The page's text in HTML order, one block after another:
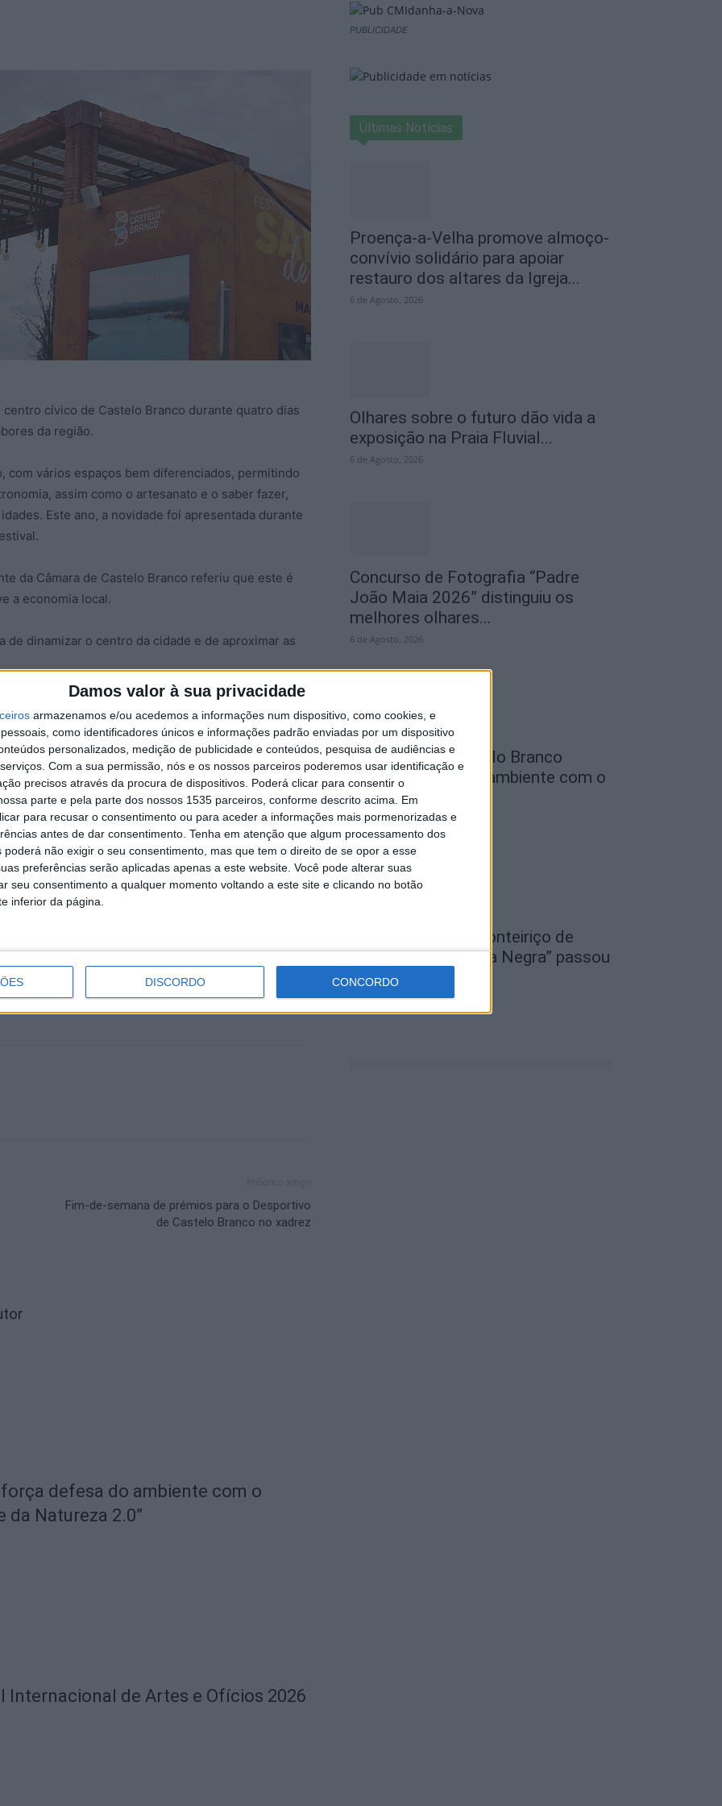
Damos valor à sua privacidade
armazenamos e/ou acedemos a informações num dispositivo, como cookies, e
como identificadores únicos e informações padrão enviadas por um dispositivo
personalizados, medição de publicidade e conteúdos, pesquisa de audiências e
Com a sua permissão, nós e os nossos parceiros poderemos usar identificação e
precisos através da procura de dispositivos. Poderá clicar para consentir o
parte e pela parte dos nossos 1535 parceiros, conforme descrito acima. Em
para recusar o consentimento ou para aceder a informações mais pormenorizadas e
antes de dar consentimento. Tenha em atenção que algum processamento dos
poderá não exigir o seu consentimento, mas que tem o direito de se opor a esse
preferências serão aplicadas apenas a este website. Você pode alterar suas
seu consentimento a qualquer momento voltando a este site e clicando no botão
inferior da página.
DISCORDO CONCORDO
cívico de Castelo Branco durante quatro dias
da região.
com vários espaços bem diferenciados, permitindo
assim como o artesanato e o saber fazer,
Este ano, a novidade foi apresentada durante
da Câmara de Castelo Branco referiu que este é
a economia local.
dinamizar o centro da cidade e de aproximar as
Câmara de Castelo Branco recordou projetos que
“fulcrais para a cidade”.
de Chefs; o Vale da Europa, que se saberá o
Templária; entre outros. Para o autarca
do território.
Perdição foi, uma vez mais, uma montra daquilo
Fim-de-semana de prémios para o Desportivo
de Castelo Branco no xadrez
defesa do ambiente com o
da Natureza 2.0”
Internacional de Artes e Ofícios 2026
PUBLICIDADE
Últimas Notícias
Proença-a-Velha promove almoço-
convívio solidário para apoiar
restauro dos altares da Igreja...
6 de Agosto, 2026
Olhares sobre o futuro dão vida a
exposição na Praia Fluvial...
6 de Agosto, 2026
Concurso de Fotografia “Padre
João Maia 2026” distinguiu os
melhores olhares...
6 de Agosto, 2026
Município de Castelo Branco
reforça defesa do ambiente com o
projeto...
6 de Agosto, 2026
VI Festival Transfronteiriço de
Novela Negra “Gata Negra” passou
por Idanha-a-Nova
6 de Agosto, 2026